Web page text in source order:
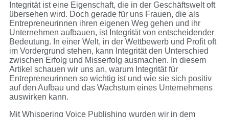
ntegrität ist eine Eigenschaft, die in der Geschäftswelt oft
übersehen wird. Doch gerade für uns Frauen, die als
Entrepreneurinnen ihren eigenen Weg gehen und ihr
Unternehmen aufbauen, ist Integrität von entscheidender
Bedeutung. In einer Welt, in der Wettbewerb und Profit oft
im Vordergrund stehen, kann Integrität den Unterschied
zwischen Erfolg und Misserfolg ausmachen. In diesem
Artikel schauen wir uns an, warum Integrität für
Entrepreneurinnen so wichtig ist und wie sie sich positiv
auf den Aufbau und das Wachstum eines Unternehmens
auswirken kann.
Mit Whispering Voice Publishing wurden wir in dem